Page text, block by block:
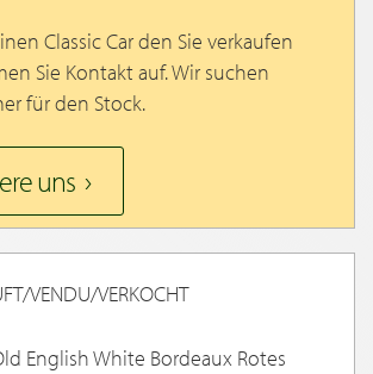
Classic Car den Sie verkaufen
Sie Kontakt auf. Wir suchen
für den Stock.
uns
VENDU/VERKOCHT
English White Bordeaux Rotes